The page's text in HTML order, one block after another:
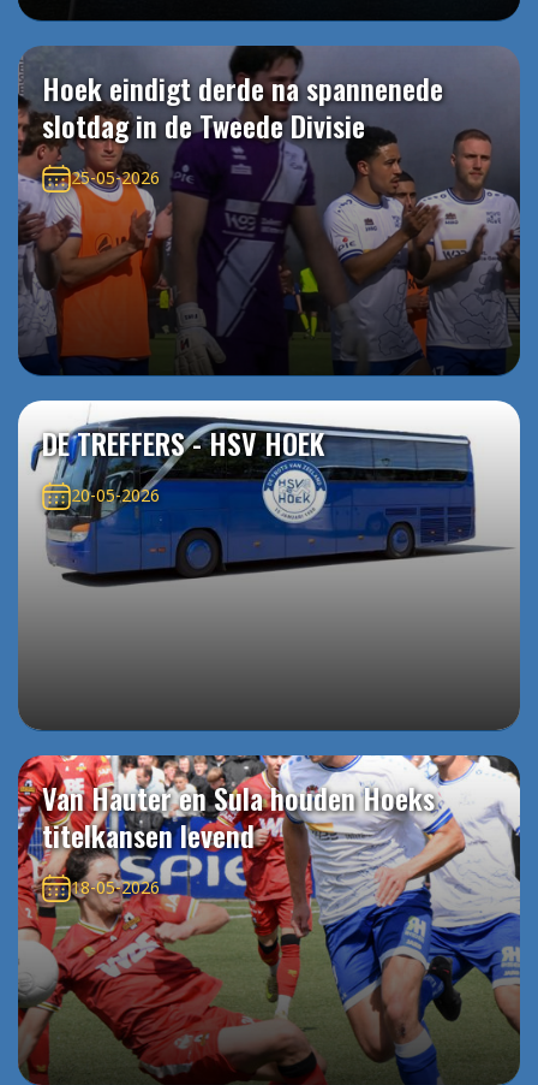
Hoek eindigt derde na spannenede
slotdag in de Tweede Divisie
25-05-2026
DE TREFFERS - HSV HOEK
20-05-2026
Van Hauter en Sula houden Hoeks
titelkansen levend
18-05-2026